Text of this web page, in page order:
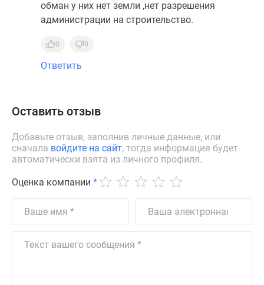
обман у них нет земли ,нет разрешения
администрации на строительство.
0 0
Ответить
Оставить отзыв
Добавьте отзыв, заполнив личные данные, или
сначала войдите на сайт, тогда информация будет
автоматически взята из личного профиля.
Оценка компании *